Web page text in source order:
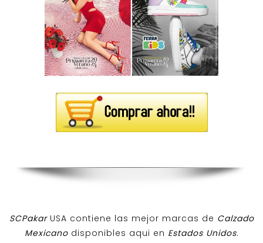
SCPakar USA contiene las mejor marcas de Calzado
Mexicanodisponibles aqui en Estados Unidos.